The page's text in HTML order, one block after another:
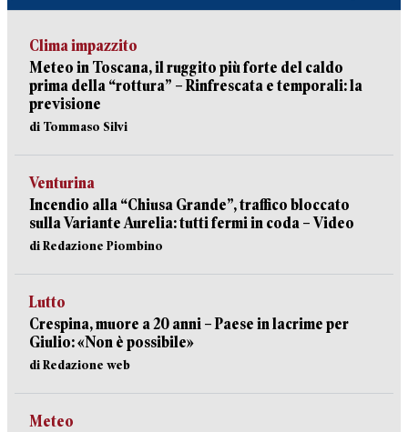
Clima impazzito
Meteo in Toscana, il ruggito più forte del caldo
prima della “rottura” – Rinfrescata e temporali: la
previsione
di Tommaso Silvi
Venturina
Incendio alla “Chiusa Grande”, traffico bloccato
sulla Variante Aurelia: tutti fermi in coda – Video
di Redazione Piombino
Lutto
Crespina, muore a 20 anni – Paese in lacrime per
Giulio: «Non è possibile»
di Redazione web
Meteo